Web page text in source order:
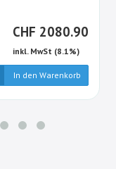
CHF CHF
2080.90
inkl. MwSt (8.1%)
In den Warenkorb